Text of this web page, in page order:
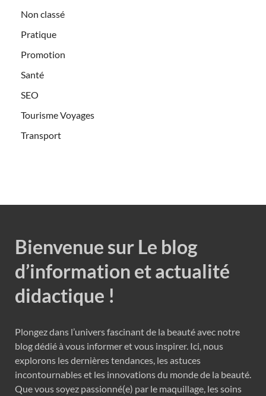
Non classé
Pratique
Promotion
Santé
SEO
Tourisme Voyages
Transport
Bienvenue sur Le blog
d’information et actualité
didactique !
Plongez dans l’univers fascinant de la beauté avec notre
blog dédié à vous informer et vous inspirer. Ici, nous
explorons les dernières tendances, les astuces
incontournables et les innovations du monde de la beauté.
Que vous soyez passionné(e) par le maquillage, les soins